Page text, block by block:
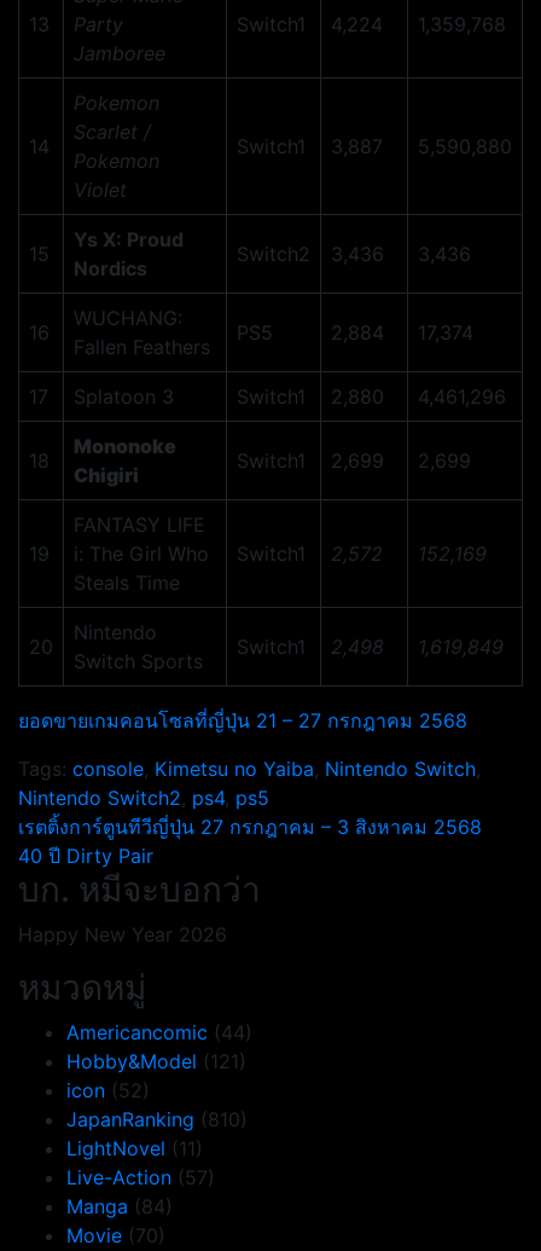
13
Party
Jamboree
Switch1 4,224 1,359,768
14
Pokemon
Scarlet /
Pokemon
Violet
Switch1 3,887 5,590,880
15
Ys X: Proud
Nordics
Switch2 3,436 3,436
16
WUCHANG:
Fallen Feathers
PS5 2,884 17,374
17 Splatoon 3 Switch1 2,880 4,461,296
18
Mononoke
Chigiri
Switch1 2,699 2,699
19
FANTASY LIFE
i: The Girl Who
Steals Time
Switch1 2,572 152,169
20
Nintendo
Switch Sports
Switch1 2,498 1,619,849
ยอดขายเกมคอนโซลที่ญี่ปุ่น 21 – 27 กรกฎาคม 2568
Tags: console, Kimetsu no Yaiba, Nintendo Switch,
Nintendo Switch2, ps4, ps5
แนะแนว
เรื่อง
เรตติ้งการ์ตูนทีวีญี่ปุ่น 27 กรกฎาคม – 3 สิงหาคม 2568
40 ปี Dirty Pair
บก. หมีจะบอกว่า
Happy New Year 2026
หมวดหมู่
Americancomic (44)
Hobby&Model (121)
icon (52)
JapanRanking (810)
LightNovel (11)
Live-Action (57)
Manga (84)
Movie (70)